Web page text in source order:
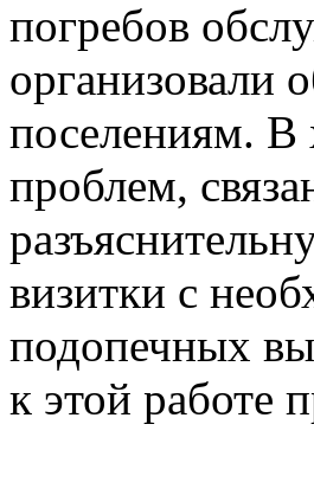
погребов
организовали
поселениям. В
проблем,
визитки с
подопечных
к этой работе